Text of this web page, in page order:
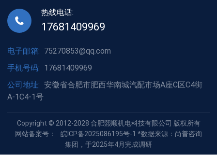
热线电话:
17681409969
电子邮箱: 75270853@qq.com
手机号码: 17681409969
公司地址: 安徽省合肥市肥西华南城汽配市场A座C区C4街
A-1C4-1号
Copyright © 2012-2028 合肥熙顺机电科技有限公司 版权所有
网站备案号：
皖ICP备2025086195号-1 *数据来源：尚普咨询
集团，于2025年4月完成调研